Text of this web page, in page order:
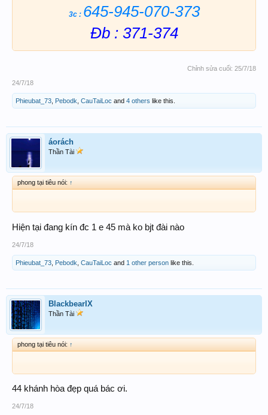
3c : 645-945-070-373
Đb : 371-374
Chỉnh sửa cuối: 25/7/18
24/7/18
Phieubat_73 Pebodk CauTaiLoc and 4 others like this.
áorách
Thần Tài
phong tại tiêu nói: ↑
Hiện tại đang kín đc 1 e 45 mà ko bjt đài nào
24/7/18
Phieubat_73 Pebodk CauTaiLoc and 1 other person like this.
BlackbearIX
Thần Tài
phong tại tiêu nói: ↑
44 khánh hòa đẹp quá bác ơi.
24/7/18